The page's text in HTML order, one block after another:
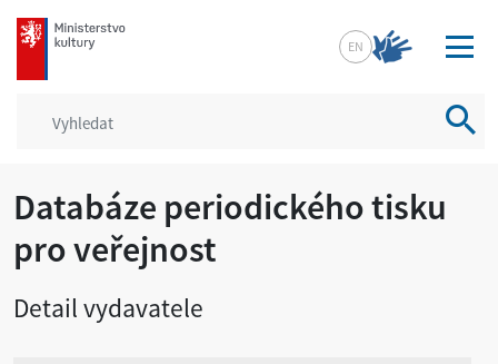
mkcr.cz
EN
Databáze periodického tisku
pro veřejnost
Detail vydavatele